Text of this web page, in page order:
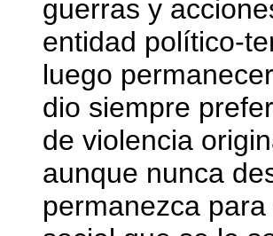
guerras y
entidad político-
luego
dio siempre
de violencia
aunque nunca
permanezca